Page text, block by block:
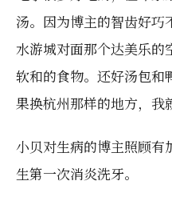
汤。因为博主的智齿好巧
水游城对面那个达美乐的
软和的食物。还好汤包和
果换杭州那样的地方，我
小贝对生病的博主照顾有
生第一次消炎洗牙。